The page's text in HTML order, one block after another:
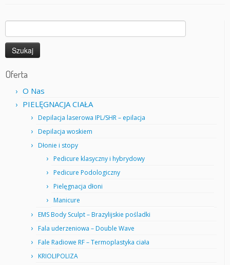
Oferta
O Nas
PIELĘGNACJA CIAŁA
Depilacja laserowa IPL/SHR – epilacja
Depilacja woskiem
Dłonie i stopy
Pedicure klasyczny i hybrydowy
Pedicure Podologiczny
Pielęgnacja dłoni
Manicure
EMS Body Sculpt – Brazylijskie pośladki
Fala uderzeniowa – Double Wave
Fale Radiowe RF – Termoplastyka ciała
KRIOLIPOLIZA